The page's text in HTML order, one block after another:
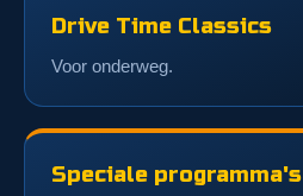
Drive Time Classics
Voor onderweg.
Speciale programma's